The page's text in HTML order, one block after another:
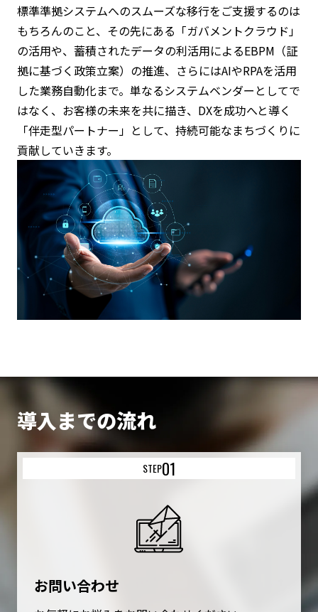
標準準拠システムへのスムーズな移行をご支援するのは
もちろんのこと、その先にある「ガバメントクラウド」
の活用や、蓄積されたデータの利活用によるEBPM（証
拠に基づく政策立案）の推進、さらにはAIやRPAを活用
した業務自動化まで。単なるシステムベンダーとしてで
はなく、お客様の未来を共に描き、DXを成功へと導く
「伴走型パートナー」として、持続可能なまちづくりに
貢献していきます。
導入までの流れ
STEP01
お問い合わせ